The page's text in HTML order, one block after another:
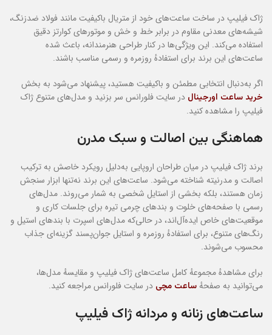
ژاک فیلیپ در ساخت ساعت‌های خود از متریال باکیفیت مانند فولاد ضدزنگ،
شیشه‌های معدنی مقاوم در برابر خط و خش و موتورهای کوارتز دقیق
استفاده می‌کند. این ویژگی‌ها در کنار طراحی هنرمندانه، باعث شده
ساعت‌های این برند برای استفادهٔ روزمره و رسمی مناسب باشند.
اگر به‌دنبال انتخابی مطمئن و باکیفیت هستید، پیشنهاد می‌شود به بخش
خرید ساعت اورجینال در سایت فلورانس سر بزنید و مدل‌های متنوع ژاک
فیلیپ را مشاهده کنید.
هماهنگی بین اصالت و سبک مدرن
برند ژاک فیلیپ در میان طراحان اروپایی به‌دلیل رویکرد خاصش به ترکیب
اصالت و مدرنیته شناخته می‌شود. ساعت‌های این برند نه‌تنها ابزار سنجش
زمان هستند، بلکه بخشی از استایل شخصی به شمار می‌روند. مدل‌های
رسمی با صفحه‌های خلوت و بندهای چرمی تیره برای جلسات کاری و
موقعیت‌های خاص ایده‌آل‌اند، در حالی‌که مدل‌های اسپرت با بندهای استیل و
رنگ‌های متنوع، برای استفادهٔ روزمره و استایل جوان‌پسند گزینه‌ای جذاب
محسوب می‌شوند.
برای مشاهدهٔ مجموعهٔ کامل ساعت‌های ژاک فیلیپ و مقایسهٔ مدل‌ها،
می‌توانید به صفحهٔ ساعت مچی در سایت فلورانس مراجعه کنید.
ساعت‌های زنانه و مردانه ژاک فیلیپ